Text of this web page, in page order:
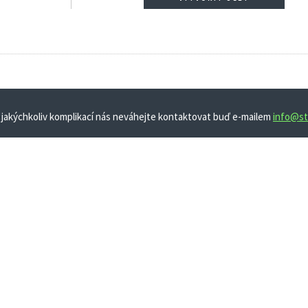
jakýchkoliv komplikací nás neváhejte kontaktovat buď e-mailem